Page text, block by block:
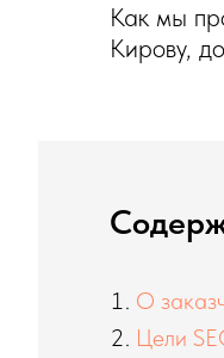
Как мы
Кирову,
О
Цели